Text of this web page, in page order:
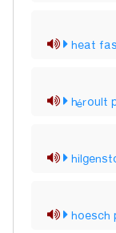
heat
héroult
hoesch